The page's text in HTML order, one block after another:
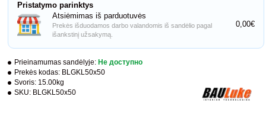
Prieinamumas sandėlyje: Не доступно
Prekės kodas: BLGKL50x50
Svoris: 15.00kg
SKU: BLGKL50x50
Pristatymo parinktys
Atsiėmimas iš parduotuvės
Prekės išduodamos darbo valandomis iš sandėlio pagal
išankstinį užsakymą.
0,00€